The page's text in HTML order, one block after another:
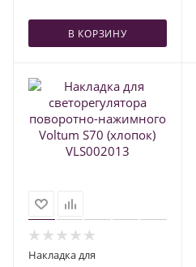
В КОРЗИНУ
Накладка для